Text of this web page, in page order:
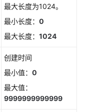
最大长度为1024。
最小长度： 0
最大长度： 1024
创建时间
最小值： 0
最大值：
9999999999999